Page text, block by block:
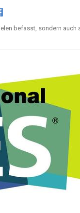
befasst, sondern auch